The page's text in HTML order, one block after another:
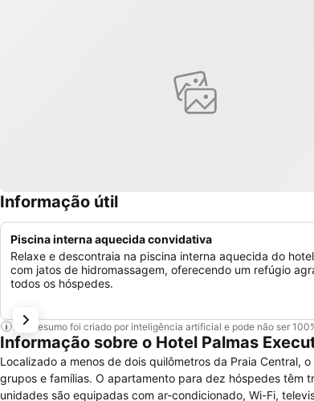
Informação útil
Piscina interna aquecida convidativa
Relaxe e descontraia na piscina interna aquecida do
com jatos de hidromassagem, oferecendo um refúgio
todos os hóspedes.
Este resumo foi criado por inteligência artificial e pode não ser
Informação sobre o Hotel Palmas
Localizado a menos de dois quilômetros da Praia Central,
grupos e famílias. O apartamento para dez hóspedes têm três quartos e sala com cozinha americana. Já os quartos recebem até cinco visitantes. As
unidades são equipadas com ar-condicionado, Wi-Fi, televisão, frigobar e secador de